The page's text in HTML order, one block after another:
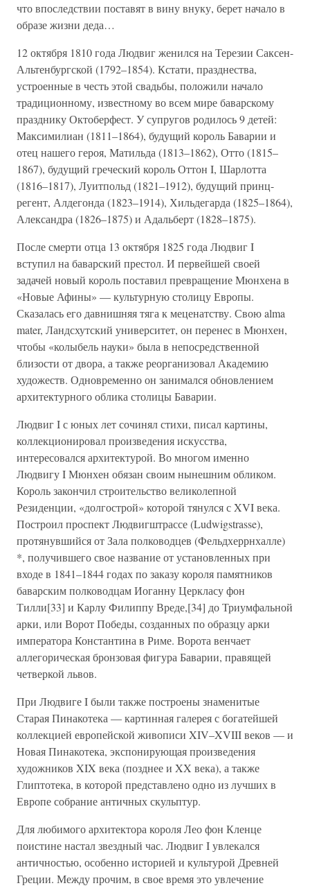
что впоследствии поставят в вину внуку, берет начало в
образе жизни деда…
12 октября 1810 года Людвиг женился на Терезии Саксен-
Альтенбургской (1792–1854). Кстати, празднества,
устроенные в честь этой свадьбы, положили начало
традиционному, известному во всем мире баварскому
празднику Октоберфест. У супругов родилось 9 детей:
Максимилиан (1811–1864), будущий король Баварии и
отец нашего героя, Матильда (1813–1862), Отто (1815–
1867), будущий греческий король Оттон I, Шарлотта
(1816–1817), Луитпольд (1821–1912), будущий принц-
регент, Алдегонда (1823–1914), Хильдегарда (1825–1864),
Александра (1826–1875) и Адальберт (1828–1875).
После смерти отца 13 октября 1825 года Людвиг I
вступил на баварский престол. И первейшей своей
задачей новый король поставил превращение Мюнхена в
«Новые Афины» — культурную столицу Европы.
Сказалась его давнишняя тяга к меценатству. Свою alma
mater, Ландсхутский университет, он перенес в Мюнхен,
чтобы «колыбель науки» была в непосредственной
близости от двора, а также реорганизовал Академию
художеств. Одновременно он занимался обновлением
архитектурного облика столицы Баварии.
Людвиг I с юных лет сочинял стихи, писал картины,
коллекционировал произведения искусства,
интересовался архитектурой. Во многом именно
Людвигу I Мюнхен обязан своим нынешним обликом.
Король закончил строительство великолепной
Резиденции, «долгострой» которой тянулся с XVI века.
Построил проспект Людвигштрассе (Ludwigstrasse),
протянувшийся от Зала полководцев (Фельдхеррнхалле)
*, получившего свое название от установленных при
входе в 1841–1844 годах по заказу короля памятников
баварским полководцам Иоганну Церкласу фон
Тилли[33] и Карлу Филиппу Вреде,[34] до Триумфальной
арки, или Ворот Победы, созданных по образцу арки
императора Константина в Риме. Ворота венчает
аллегорическая бронзовая фигура Баварии, правящей
четверкой львов.
При Людвиге I были также построены знаменитые
Старая Пинакотека — картинная галерея с богатейшей
коллекцией европейской живописи XIV–XVIII веков — и
Новая Пинакотека, экспонирующая произведения
художников XIX века (позднее и XX века), а также
Глиптотека, в которой представлено одно из лучших в
Европе собрание античных скульптур.
Для любимого архитектора короля Лео фон Кленце
поистине настал звездный час. Людвиг I увлекался
античностью, особенно историей и культурой Древней
Греции. Между прочим, в свое время это увлечение